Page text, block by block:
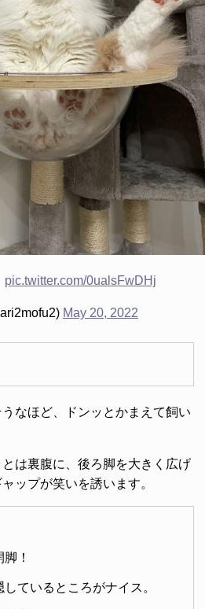
pic.twitter.com/0ualsFwDHj
May 20, 2022
なほど、ドンッとかまえて飼い
は裏腹に、後ろ脚を大きく広げ
ップが笑いを誘います。
！
ているところがナイス。